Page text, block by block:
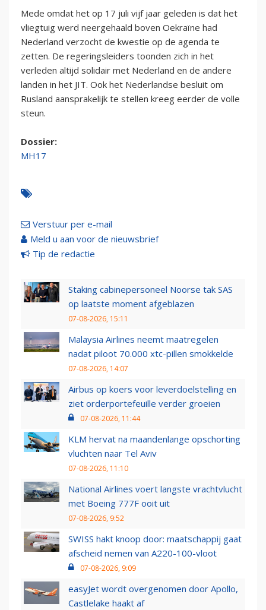
Mede omdat het op 17 juli vijf jaar geleden is dat het
vliegtuig werd neergehaald boven Oekraïne had
Nederland verzocht de kwestie op de agenda te
zetten. De regeringsleiders toonden zich in het
verleden altijd solidair met Nederland en de andere
landen in het JIT. Ook het Nederlandse besluit om
Rusland aansprakelijk te stellen kreeg eerder de volle
steun.
Dossier:
MH17
Verstuur per e-mail
Meld u aan voor de nieuwsbrief
Tip de redactie
Staking cabinepersoneel Noorse tak SAS
op laatste moment afgeblazen
07-08-2026, 15:11
Malaysia Airlines neemt maatregelen
nadat piloot 70.000 xtc-pillen smokkelde
07-08-2026, 14:07
Airbus op koers voor leverdoelstelling en
ziet orderportefeuille verder groeien
07-08-2026, 11:44
KLM hervat na maandenlange opschorting
vluchten naar Tel Aviv
07-08-2026, 11:10
National Airlines voert langste vrachtvlucht
met Boeing 777F ooit uit
07-08-2026, 9:52
SWISS hakt knoop door: maatschappij gaat
afscheid nemen van A220-100-vloot
07-08-2026, 9:09
easyJet wordt overgenomen door Apollo,
Castlelake haakt af